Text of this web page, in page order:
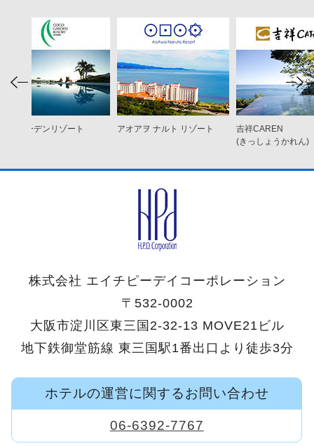
コ ガーデンリゾート
アオアヲ ナルト リゾート
吉祥CAREN
(きっしょうかれん)
株式会社 エイチピーデイコーポレーション
〒532-0002
大阪市淀川区東三国2-32-13 MOVE21ビル
地下鉄御堂筋線 東三国駅1番出口より徒歩3分
ホテルの運営に関するお問い合わせ
06-6392-7767